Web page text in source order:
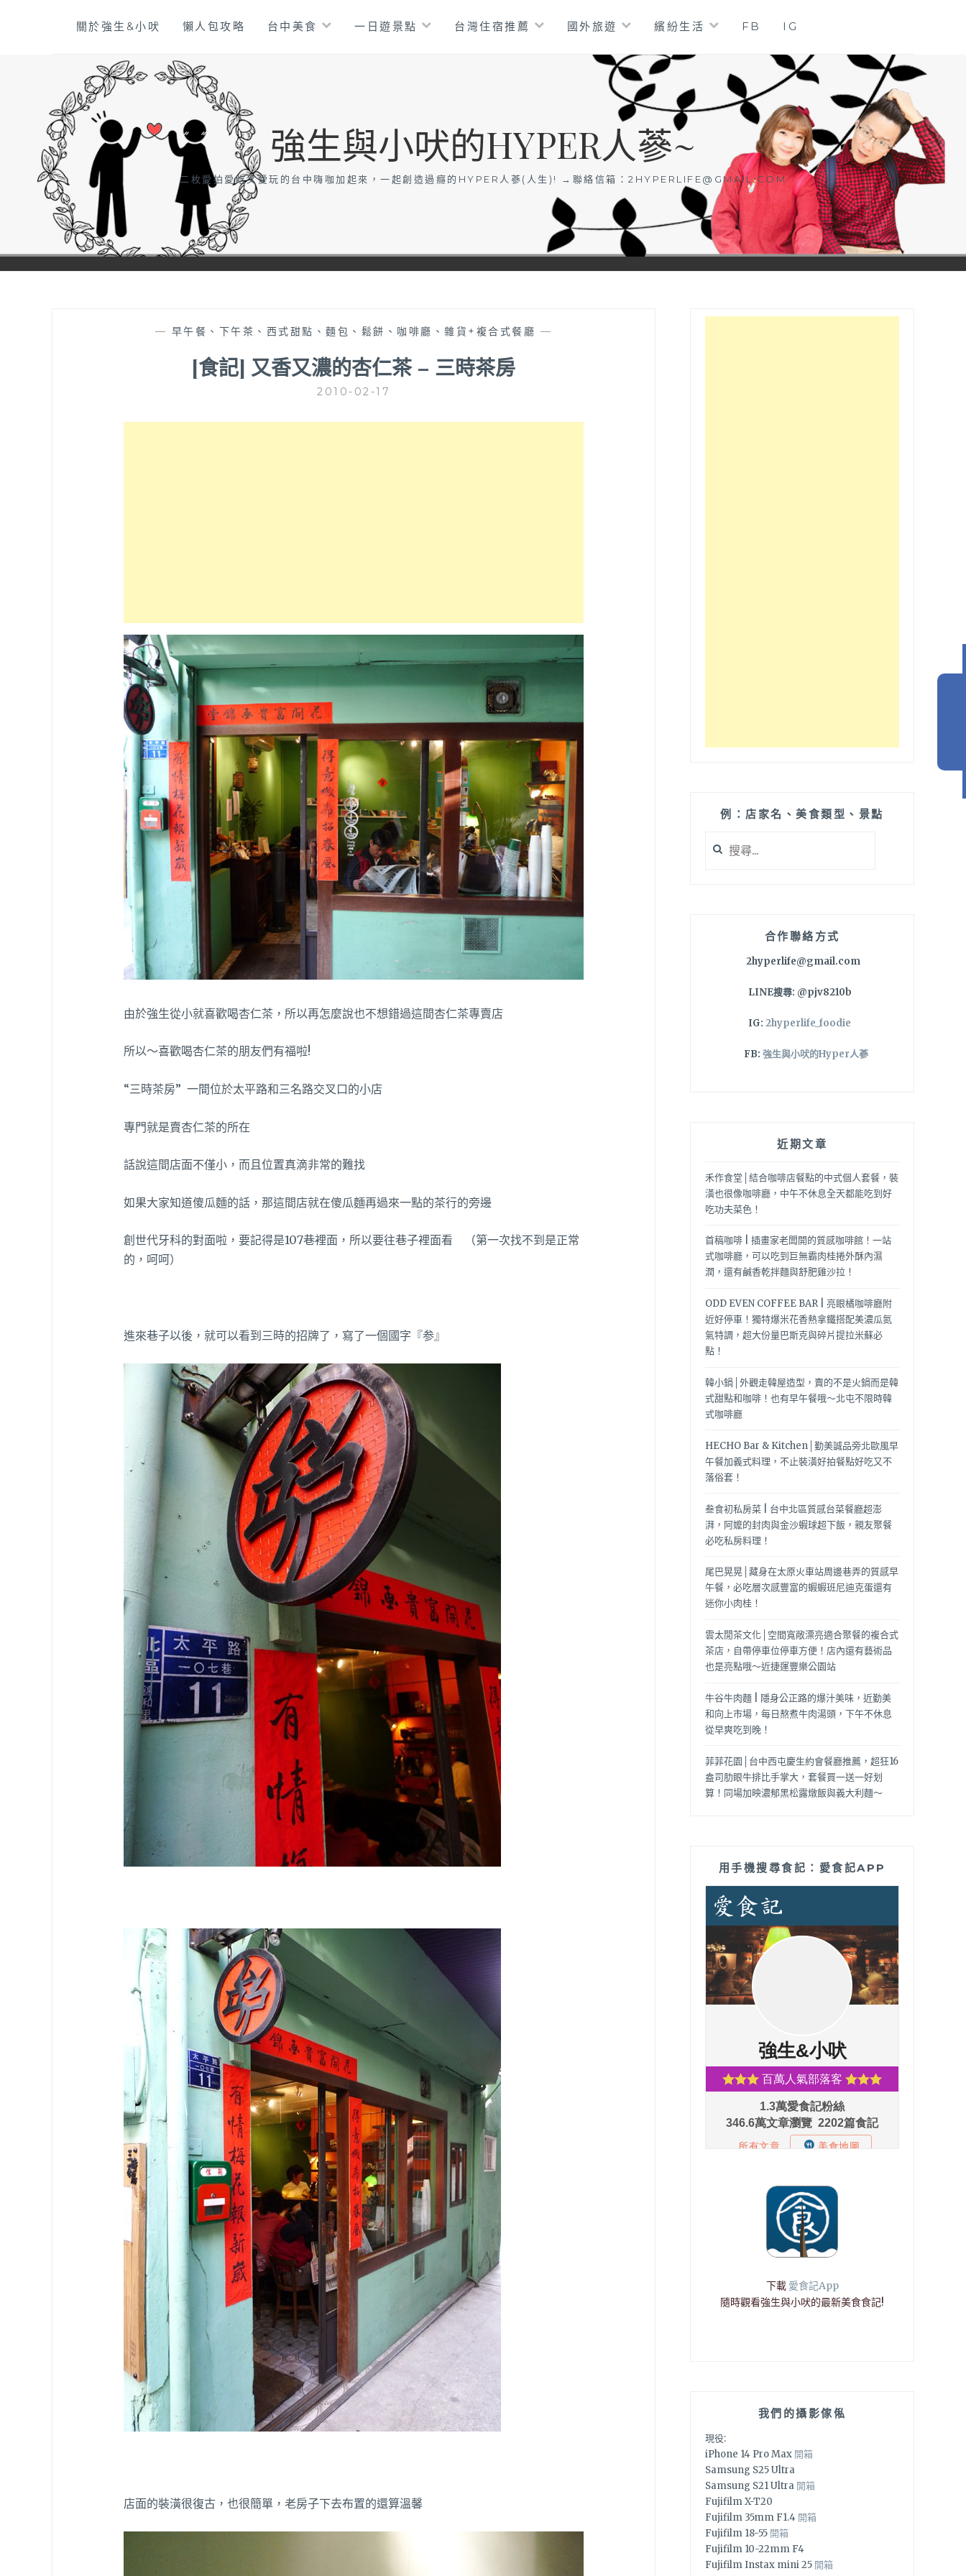
關於強生&小吠 懶人包攻略 台中美食 一日遊景點 台灣住宿推薦 國外旅遊 繽紛生活 FB IG
強生與小吠的HYPER人蔘~
二枚愛拍愛吃又愛玩的台中嗨咖加起來，一起創造過癮的HYPER人蔘(人生)! →聯絡信箱： 2HYPERLIFE@GMAIL.COM
— 早午餐、下午茶、西式甜點、麵包、鬆餅、咖啡廳、雜貨+複合式餐廳 —
[食記] 又香又濃的杏仁茶 – 三時茶房
2010-02-17
由於強生從小就喜歡喝杏仁茶，所以再怎麼說也不想錯過這間杏仁茶專賣店
所以～喜歡喝杏仁茶的朋友們有福啦!
“三時茶房” 一間位於太平路和三名路交叉口的小店
專門就是賣杏仁茶的所在
話說這間店面不僅小，而且位置真滴非常的難找
如果大家知道傻瓜麵的話，那這間店就在傻瓜麵再過來一點的茶行的旁邊
創世代牙科的對面啦，要記得是107巷裡面，所以要往巷子裡面看 （第一次找不到是正常
的，呵呵）
進來巷子以後，就可以看到三時的招牌了，寫了一個國字『参』
店面的裝潢很復古，也很簡單，老房子下去布置的還算溫馨
例：店家名、美食類型、景點
尋
合作聯絡方式
2hyperlife@gmail.com
LINE搜尋: @pjv8210b
IG: 2hyperlife_foodie
FB: 強生與小吠的Hyper人蔘
近期文章
禾作食堂│結合咖啡店餐點的中式個人套餐，裝
潢也很像咖啡廳，中午不休息全天都能吃到好
吃功夫菜色！
首稿咖啡 | 插畫家老闆開的質感咖啡館！一站
式咖啡廳，可以吃到巨無霸肉桂捲外酥內濕
潤，還有鹹香乾拌麵與舒肥雞沙拉！
ODD EVEN COFFEE BAR | 亮眼橘咖啡廳附
近好停車！獨特爆米花香熱拿鐵搭配美濃瓜氮
氣特調，超大份量巴斯克與碎片提拉米蘇必
點！
韓小鍋│外觀走韓屋造型，賣的不是火鍋而是韓
式甜點和咖啡！也有早午餐哦～北屯不限時韓
式咖啡廳
HECHO Bar & Kitchen│勤美誠品旁北歐風早
午餐加義式料理，不止裝潢好拍餐點好吃又不
落俗套！
叁食初私房菜 | 台中北區質感台菜餐廳超澎
湃，阿嬤的封肉與金沙蝦球超下飯，親友聚餐
必吃私房料理！
尾巴晃晃│藏身在太原火車站周邊巷弄的質感早
午餐，必吃層次感豐富的蝦蝦班尼迪克蛋還有
迷你小肉桂！
雲太閒茶文化│空間寬敞漂亮適合聚餐的複合式
茶店，自帶停車位停車方便！店內還有藝術品
也是亮點哦～近捷運豐樂公園站
牛谷牛肉麵 | 隱身公正路的爆汁美味，近勤美
和向上市場，每日熬煮牛肉湯頭，下午不休息
從早爽吃到晚！
菲菲花園│台中西屯慶生約會餐廳推薦，超狂16
盎司肋眼牛排比手掌大，套餐買一送一好划
算！同場加映濃郁黑松露燉飯與義大利麵～
用手機搜尋食記：愛食記APP
下載 愛食記App
隨時觀看強生與小吠的最新美食食記!
我們的攝影傢俬
現役:
iPhone 14 Pro Max 開箱
Samsung S25 Ultra
Samsung S21 Ultra 開箱
Fujifilm X-T20
Fujifilm 35mm F1.4 開箱
Fujifilm 18-55 開箱
Fujifilm 10-22mm F4
Fujifilm Instax mini 25 開箱